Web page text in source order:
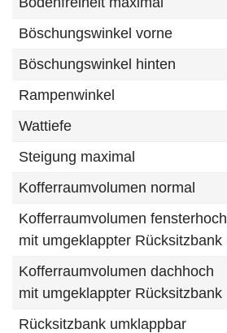
Böschungswinkel vorne
Böschungswinkel hinten
Rampenwinkel
Wattiefe
Steigung maximal
Kofferraumvolumen normal
Kofferraumvolumen fensterhoch
mit umgeklappter Rücksitzbank
Kofferraumvolumen dachhoch
mit umgeklappter Rücksitzbank
Rücksitzbank umklappbar